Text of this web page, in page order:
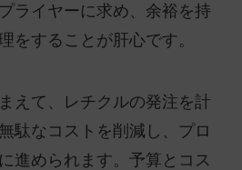
ライヤーに求め、余裕を持
をすることが肝心です。
えて、レチクルの発注を計
駄なコストを削減し、プロ
進められます。予算とコス